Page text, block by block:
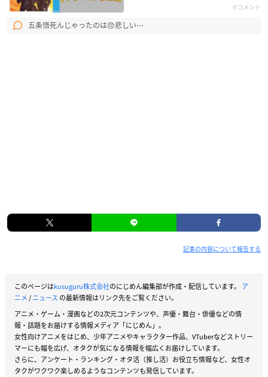
6コメント
五条悟死んじゃったのは😞悲しい⋯
記事の内容について報告する
このページはkusuguru株式会社のにじめん編集部が作成・配信しています。 ア
ニメ/ニュース の最新情報はリンク先をご覧ください。
アニメ・ゲーム・漫画などの2次元コンテンツや、声優・舞台・俳優などの情
報・話題をお届けする情報メディア「にじめん」。
女性向けアニメをはじめ、少年アニメやキャラクター作品、VTuberなどストリー
マーにも幅を広げ、オタクが気になる情報を幅広くお届けしています。
さらに、アンケート・ランキング・オタ活（推し活）お役立ち情報など、女性オ
タクがワクワク楽しめるようなコンテンツも発信しています。